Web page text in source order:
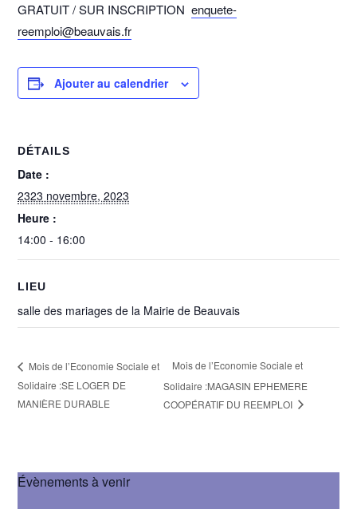
GRATUIT / SUR INSCRIPTIONenquete-
reemploi@beauvais.fr
Ajouter au calendrier
DÉTAILS
Date :
2323 novembre, 2023
Heure :
14:00 - 16:00
LIEU
salle des mariages de la Mairie de Beauvais
Mois de l’Economie Sociale et
Solidaire :SE LOGER DE
MANIÈRE DURABLE
Mois de l’Economie Sociale et
Solidaire :MAGASIN EPHEMERE
COOPÉRATIF DU REEMPLOI
Évènements à venir